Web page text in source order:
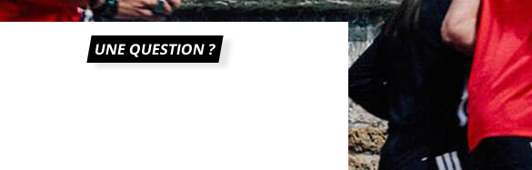
UNE QUESTION ?